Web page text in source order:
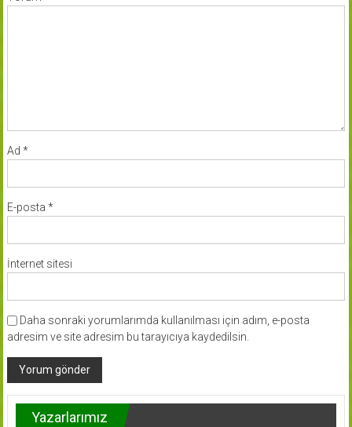
Ad *
E-posta *
İnternet sitesi
Daha sonraki yorumlarımda kullanılması için adım, e-posta
adresim ve site adresim bu tarayıcıya kaydedilsin.
Yazarlarımız